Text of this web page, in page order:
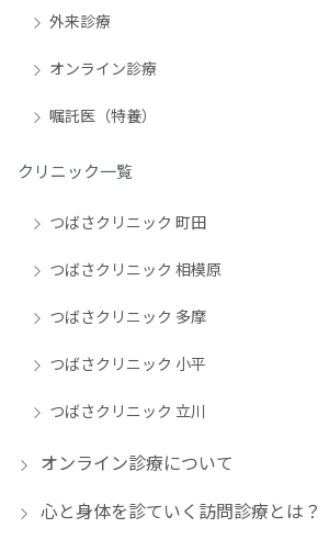
外来診療
オンライン診療
嘱託医（特養）
クリニック一覧
つばさクリニック 町田
つばさクリニック 相模原
つばさクリニック 多摩
つばさクリニック 小平
つばさクリニック 立川
オンライン診療について
心と身体を診ていく訪問診療とは？